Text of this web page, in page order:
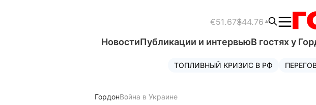
€51.67$44.76
НовостиПубликации и интервьюВ гостях у
ТОПЛИВНЫЙ КРИЗИС В РФ
ГордонВойна в Украине